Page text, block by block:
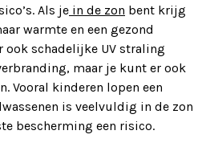
Als je in de zon bent krijg
warmte en een gezond
schadelijke UV straling
maar je kunt er ook
Vooral kinderen lopen een
is veelvuldig in de zon
bescherming een risico.